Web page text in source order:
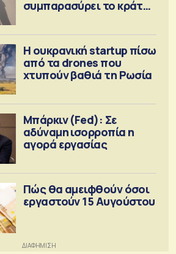
συμπαρασύρει το κράτος
Η ουκρανική startup πίσω
από τα drones που
χτυπούν βαθιά τη Ρωσία
Μπάρκιν (Fed): Σε
αδύναμη ισορροπία η
αγορά εργασίας
Πώς θα αμειφθούν όσοι
εργαστούν 15 Αυγούστου